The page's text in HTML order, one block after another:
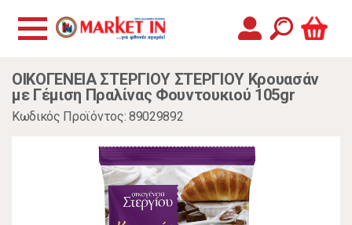
ΟΙΚΟΓΕΝΕΙΑ ΣΤΕΡΓΙΟΥ ΣΤΕΡΓΙΟΥ Κρουασάν
με Γέμιση Πραλίνας Φουντουκιού 105gr
Κωδικός Προϊόντος: 89029892